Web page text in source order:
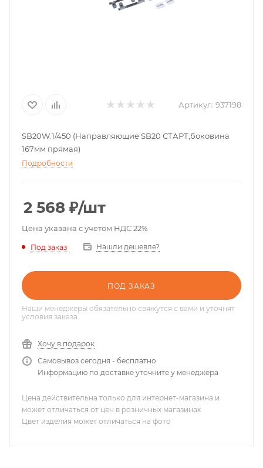
Артикул: 937198
SB20W.1/450 (Направляющие SB20 СТАРТ,боковина
167мм прямая)
Подробности
2 568 ₽/шт
Цена указана с учетом НДС 22%
Под заказ Нашли дешевле?
ПОД ЗАКАЗ
Наши менеджеры обязательно свяжутся с вами и уточнят
условия заказа
Хочу в подарок
Самовывоз сегодня - бесплатно
Информацию по доставке уточните у менеджера
Цена действительна только для интернет-магазина и
может отличаться от цен в розничных магазинах
Цвет изделия может отличаться на фото